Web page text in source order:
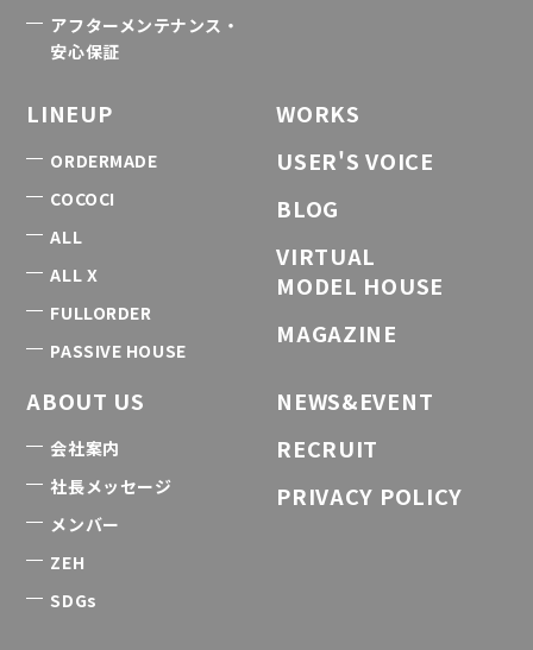
アフターメンテナンス・
安心保証
LINEUP
ORDERMADE
COCOCI
ALL
ALL X
FULLORDER
PASSIVE HOUSE
WORKS
USER'S VOICE
BLOG
VIRTUAL
MODEL HOUSE
MAGAZINE
ABOUT US
会社案内
社長メッセージ
メンバー
ZEH
SDGs
NEWS&EVENT
RECRUIT
PRIVACY POLICY